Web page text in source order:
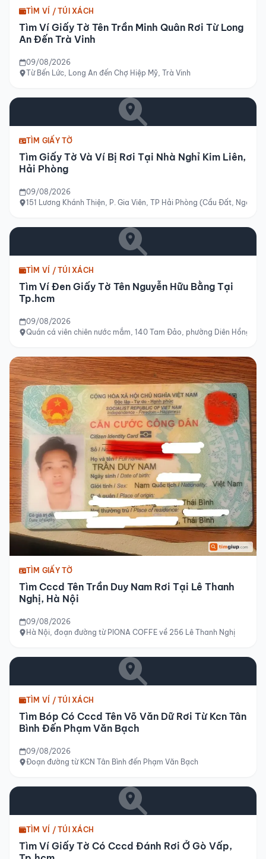
TÌM VÍ / TÚI XÁCH
Tìm Ví Giấy Tờ Tên Trần Minh Quân Rơi Từ Long
An Đến Trà Vinh
09/08/2026
Từ Bến Lức, Long An đến Chợ Hiệp Mỹ, Trà Vinh
TÌM GIẤY TỜ
Tìm Giấy Tờ Và Ví Bị Rơi Tại Nhà Nghỉ Kim Liên,
Hải Phòng
09/08/2026
151 Lương Khánh Thiện, P. Gia Viên, TP Hải Phòng (Cầu Đất, Ngô
TÌM VÍ / TÚI XÁCH
Tìm Ví Đen Giấy Tờ Tên Nguyễn Hữu Bằng Tại
Tp.hcm
09/08/2026
Quán cá viên chiên nước mắm, 140 Tam Đảo, phường Diên Hồng,
TÌM GIẤY TỜ
Tìm Cccd Tên Trần Duy Nam Rơi Tại Lê Thanh
Nghị, Hà Nội
09/08/2026
Hà Nội, đoạn đường từ PIONA COFFE về 256 Lê Thanh Nghị
TÌM VÍ / TÚI XÁCH
Tìm Bóp Có Cccd Tên Võ Văn Dữ Rơi Từ Kcn Tân
Bình Đến Phạm Văn Bạch
09/08/2026
Đoạn đường từ KCN Tân Bình đến Phạm Văn Bạch
TÌM VÍ / TÚI XÁCH
Tìm Ví Giấy Tờ Có Cccd Đánh Rơi Ở Gò Vấp,